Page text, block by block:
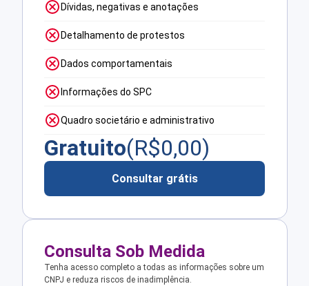
Dívidas, negativas e anotações
Detalhamento de protestos
Dados comportamentais
Informações do SPC
Quadro societário e administrativo
Gratuito(R$0,00)
Consultar grátis
Consulta Sob Medida
Tenha acesso completo a todas as informações sobre um
CNPJ e reduza riscos de inadimplência.